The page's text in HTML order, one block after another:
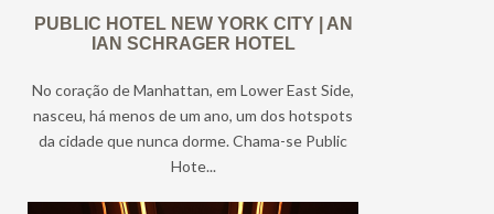
PUBLIC HOTEL NEW YORK CITY | AN
IAN SCHRAGER HOTEL
No coração de Manhattan, em Lower East Side,
nasceu, há menos de um ano, um dos hotspots
da cidade que nunca dorme. Chama-se Public
Hote...